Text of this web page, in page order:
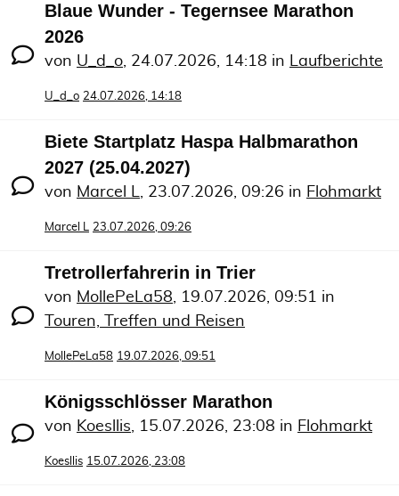
Blaue Wunder - Tegernsee Marathon
2026
von U_d_o, 24.07.2026, 14:18 in Laufberichte
U_d_o 24.07.2026, 14:18
Biete Startplatz Haspa Halbmarathon
2027 (25.04.2027)
von Marcel L, 23.07.2026, 09:26 in Flohmarkt
Marcel L 23.07.2026, 09:26
Tretrollerfahrerin in Trier
von MollePeLa58, 19.07.2026, 09:51 in
Touren, Treffen und Reisen
MollePeLa58 19.07.2026, 09:51
Königsschlösser Marathon
von Koesllis, 15.07.2026, 23:08 in Flohmarkt
Koesllis 15.07.2026, 23:08